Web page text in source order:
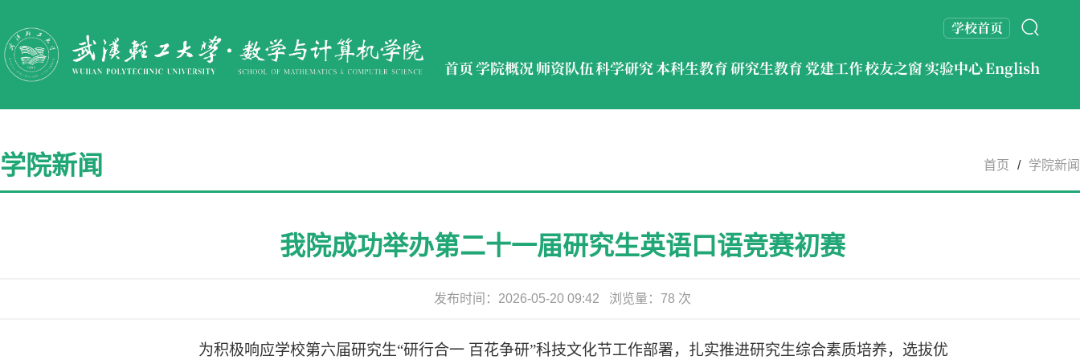
学校首页
首页学院概况师资队伍科学研究本科生教育研究生教育党建工作校友之窗实验中心English
首页 / 学院新闻
学院新闻
我院成功举办第二十一届研究生英语口语竞赛初赛
发布时间： 2026-05-20 09:42 浏览量： 78 次
为积极响应学校第六届研究生“研行合一 百花争研”科技文化节工作部署，扎实推进研究生综合素质培养，选拔优